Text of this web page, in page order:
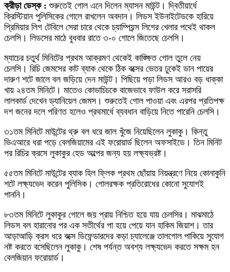
ক্রীড়া ডেস্ক : শুরুতেই গোল এনে দিলেন ম্যাসন মাউন্ট। দ্বিতীয়ার্ধে
ক্রিস্টিয়ান পুলিসিকের গোলে রাখলেন অবদান। লিডস ইউনাইটেডকে হারিয়ে
প্রিমিয়ার লিগ টেবিলে সেরা চারে থেকে চ্যাম্পিয়ন্স লিগের খেলার পথেই থাকল
চেলসি। লিডসের মাঠে বুধবার রাতে ৩-০ গোলে জিতেছে চেলসি।
ম্যাচের চতুর্থ মিনিটের প্রথম আক্রমণ থেকেই কাঙ্ক্ষিত গোল তুলে নেয়
চেলসি। রিচি জেমসের কাট ব্যাক থেকে ঠিক বক্সের ভেতর ঢুকেই ডান পায়ের
দারুণ শটে জালে বল জড়িয়ে দেন মাউন্ট। পিছিয়ে পড়া লিডস আরও বড় ধাক্কা
খায় ২৪তম মিনিটে। মাতেও কোভাচিচকে বাজেভাবে ফাউল করে সরাসরি
লালকার্ড দেখেন ড্যানিয়েল জেমস। শুরুতেই গোল পাওয়া এবং এরপর প্রতিপক্ষ
দশ জনের দলে পরিণত হলেও প্রথমার্ধে ব্যবধান বাড়িয়ে নিতে পারেনি চেলসি।
৩১তম মিনিটে মাউন্টের থ্রু বল ধরে জাল খুঁজে নিয়েছিলেন লুকাকু। কিন্তু
ভিএআরে ধরা পড়ে বেলজিয়ামের এই ফরোয়ার্ড ছিলেন অফসাইডে। তিন মিনিট
পর রিচির ক্রসে লুকাকুর হেড অল্পের জন্য হয় লক্ষ্যভ্রষ্ট।
৫৫তম মিনিটে মাউন্টের ব্যাক হিল ফ্লিক প্রথম ছোঁয়ায় নিয়ন্ত্রণে নিয়ে কোনাকুনি
শটে লক্ষ্যভেদ করেন পুলিসিক। গোলরক্ষক প্রতিরোধের কোনো সুযোগই
পাননি।
৮৩তম মিনিটে লুকাকুর গোলে জয় প্রায় নিশ্চিত হয়ে যায় চেলসির। মাঝমাঠে
লিডস বল হারানোর পর এক সতীর্থের পা হয়ে পেয়ে যান হাকিম জিয়াশ। তার
আড়াআড়ি ক্রস ধরে বক্সে ডিফেন্ডারদের কড়া চ্যালেঞ্জে তালগোল পাকিয়ে সুযোগ
নষ্ট করতে বসেছিলেন লুকাকু। শেষ পর্যন্ত অবশ্য লক্ষ্যভেদ করতে সক্ষম হন
বেলজিয়ান ফরোয়ার্ড।